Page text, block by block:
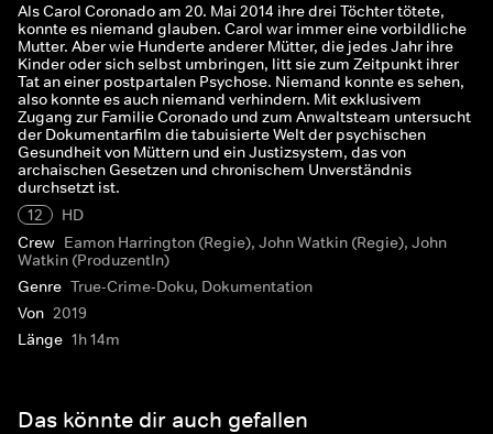
Als Carol Coronado am 20. Mai 2014 ihre drei Töchter tötete,
konnte es niemand glauben. Carol war immer eine vorbildliche
Mutter. Aber wie Hunderte anderer Mütter, die jedes Jahr ihre
Kinder oder sich selbst umbringen, litt sie zum Zeitpunkt ihrer
Tat an einer postpartalen Psychose. Niemand konnte es sehen,
also konnte es auch niemand verhindern. Mit exklusivem
Zugang zur Familie Coronado und zum Anwaltsteam untersucht
der Dokumentarfilm die tabuisierte Welt der psychischen
Gesundheit von Müttern und ein Justizsystem, das von
archaischen Gesetzen und chronischem Unverständnis
durchsetzt ist.
12
HD
Crew Eamon Harrington (Regie), John Watkin (Regie), John
Watkin (ProduzentIn)
Genre True-Crime-Doku, Dokumentation
Von 2019
Länge 1h 14m
Das könnte dir auch gefallen